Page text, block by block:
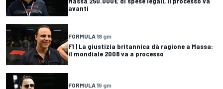
avanti
FORMULA 18 gm
F1 | La giustizia britannica dà ragione a Massa:
il mondiale 2008 va a processo
FORMULA 19 gm